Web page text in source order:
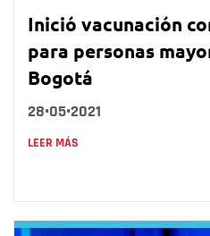
Inició vacunación
para personas
Bogotá
28•05•2021
LEER MÁS